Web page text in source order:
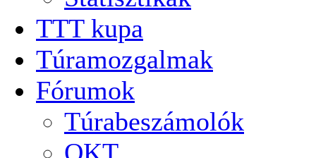
TTT kupa
Túramozgalmak
Fórumok
Túrabeszámolók